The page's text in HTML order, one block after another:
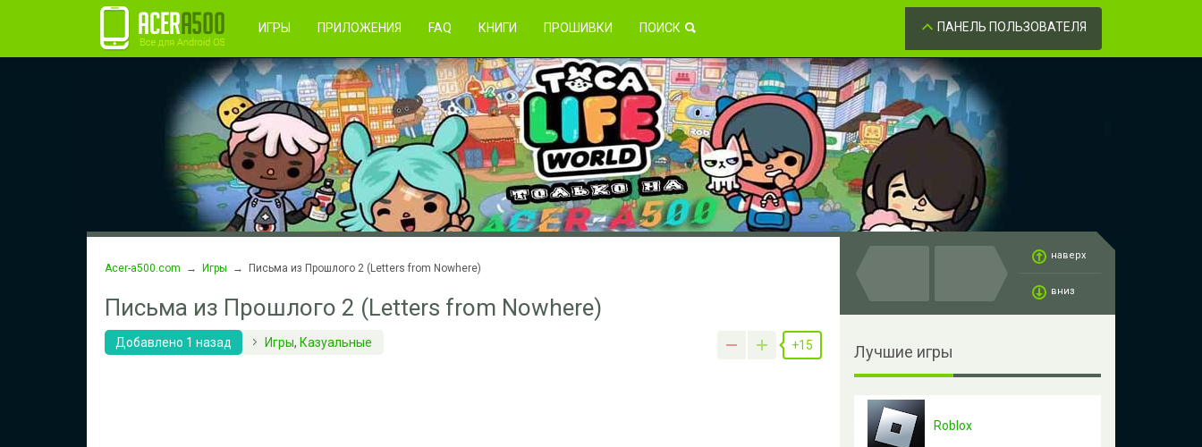
Регистрация Правила пользования Возникли проблемы? Забыли пароль?
ПАНЕЛЬ ПОЛЬЗОВАТЕЛЯ
ИГРЫ ПРИЛОЖЕНИЯ FAQ КНИГИ ПРОШИВКИ ПОИСК
Acer-a500.com → Игры → Письма из Прошлого 2 (Letters from Nowhere)
Письма из Прошлого 2 (Letters from Nowhere)
Добавлено 1 назад Игры, Казуальные +15
наверх
вниз
Лучшие игры
Roblox